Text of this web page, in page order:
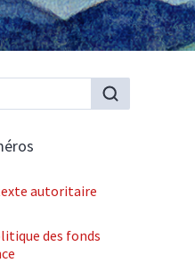
autoritaire
des fonds